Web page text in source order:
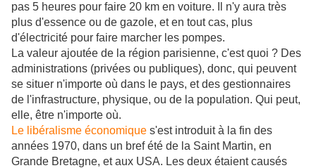
pas 5 heures pour faire 20 km en voiture. Il n'y aura très
plus d'essence ou de gazole, et en tout cas, plus
d'électricité pour faire marcher les pompes.
La valeur ajoutée de la région parisienne, c'est quoi ? Des
administrations (privées ou publiques), donc, qui peuvent
se situer n'importe où dans le pays, et des gestionnaires
de l'infrastructure, physique, ou de la population. Qui peut,
elle, être n'importe où.
Le libéralisme économique s'est introduit à la fin des
années 1970, dans un bref été de la Saint Martin, en
Grande Bretagne, et aux USA. Les deux étaient causés